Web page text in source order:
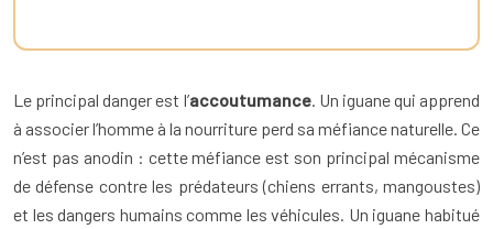
Le principal danger est l’accoutumance. Un iguane qui apprend
à associer l’homme à la nourriture perd sa méfiance naturelle. Ce
n’est pas anodin : cette méfiance est son principal mécanisme
de défense contre les prédateurs (chiens errants, mangoustes)
et les dangers humains comme les véhicules. Un iguane habitué